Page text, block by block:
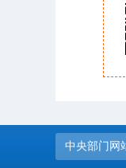
中央部门网